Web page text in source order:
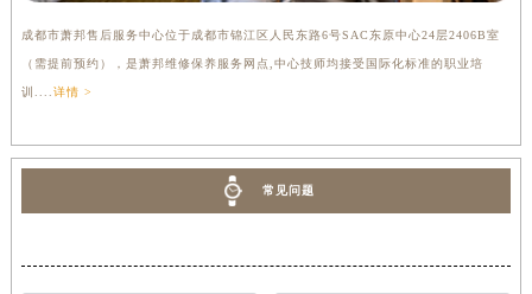
成都市萧邦售后服务中心位于成都市锦江区人民东路6号SAC东原中心24层2406B室
（需提前预约），是萧邦维修保养服务网点,中心技师均接受国际化标准的职业培
训....详情 >
常见问题